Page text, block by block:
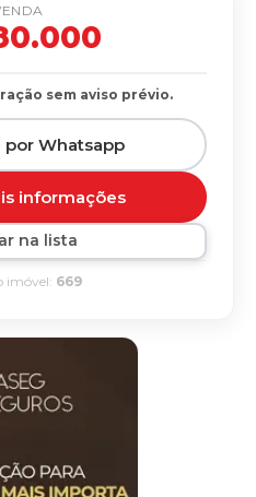
sem aviso prévio.
por Whatsapp
informações
na lista
imóvel: 669